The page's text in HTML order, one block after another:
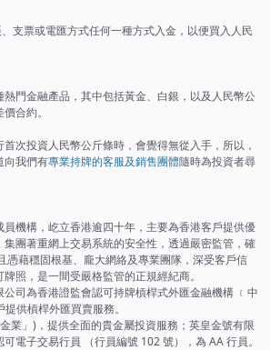
支票或電匯方式任何一種方式入金，以便買入人民
門金融產品，其中包括黃金、白銀，以及人民幣公
合約。
次投資人民幣公斤條時，會覺得無從入手，所以，
向我們有專業持牌的客服及銷售團體隨時為投資者尋
機構，屹立香港逾四十年，主要為香港客戶提供優
團著重網上交易系統的安全性，透過嚴密監管，確
憑藉穩固根基、龐大網絡及專業團隊，深受客戶信
照，是一間受嚴格監管的正規經紀商。
司為香港證監會認可持牌槓桿式外匯金融機構 ﹝中
供槓桿外匯買賣服務。
業」)，提供全面的貴金屬投資服務；英皇金號有限
電子交易行員 （行員編號 102 號），為 AA 行員。